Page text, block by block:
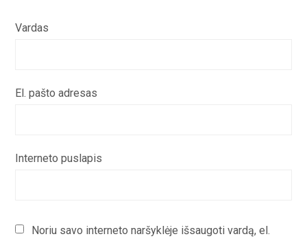
Vardas
El. pašto adresas
Interneto puslapis
Noriu savo interneto naršyklėje išsaugoti vardą, el.